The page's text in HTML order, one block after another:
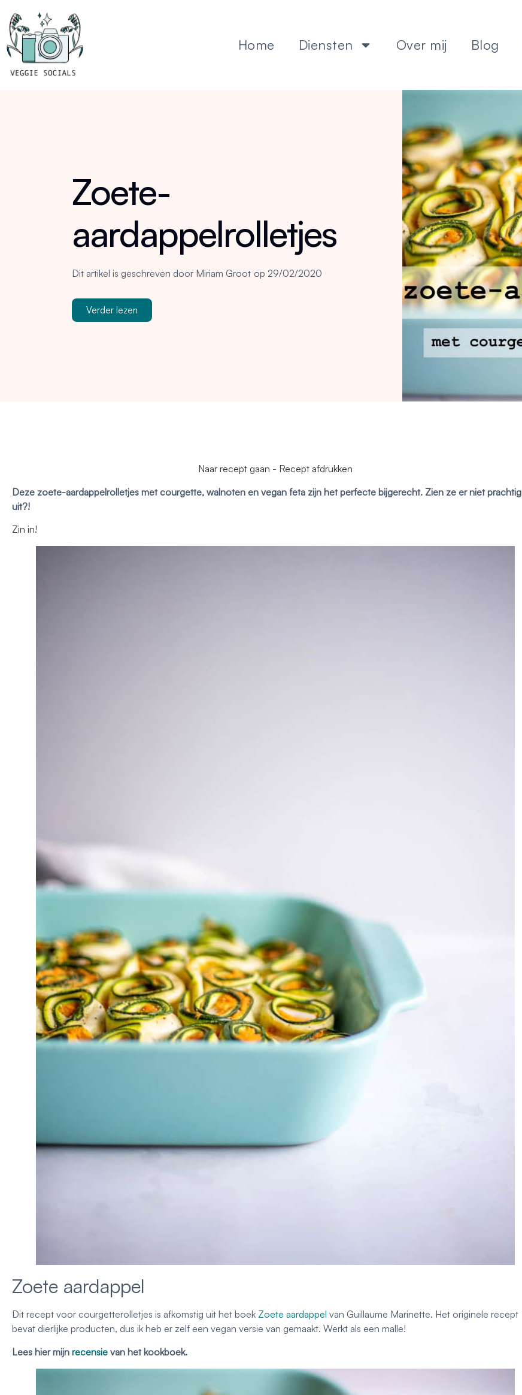
Home Diensten Over mij Blog
Zoete-
aardappelrolletjes
Dit artikel is geschreven door Miriam Groot op 29/02/2020
Verder lezen
Naar recept gaan - Recept afdrukken
Deze zoete-aardappelrolletjes met courgette, walnoten en vegan feta zijn het perfecte bijgerecht. Zien ze er niet prachtig
uit?!
Zin in!
Zoete aardappel
Dit recept voor courgetterolletjes is afkomstig uit het boek Zoete aardappel van Guillaume Marinette. Het originele recept
bevat dierlijke producten, dus ik heb er zelf een vegan versie van gemaakt. Werkt als een malle!
Lees hier mijn recensie van het kookboek.